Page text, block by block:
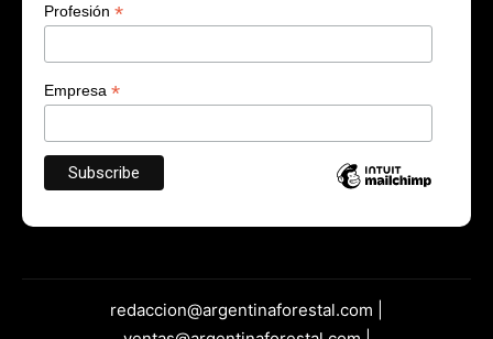
Profesión *
Empresa *
redaccion@argentinaforestal.com |